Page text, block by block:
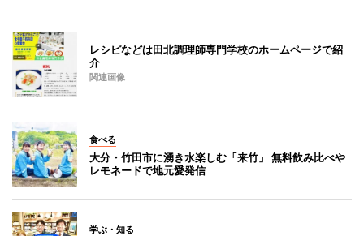
レシピなどは田北調理師専門学校のホームページで紹
介
関連画像
食べる
大分・竹田市に湧き水楽しむ「来竹」 無料飲み比べや
レモネードで地元愛発信
学ぶ・知る